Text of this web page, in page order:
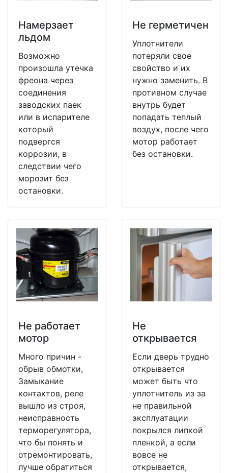
Намерзает
льдом
Возможно
произошла утечка
фреона через
соединения
заводских паек
или в испарителе
который
подвергся
коррозии, в
следствии чего
морозит без
остановки.
Не герметичен
Уплотнители
потеряли свое
свойство и их
нужно заменить. В
противном случае
внутрь будет
попадать теплый
воздух, после чего
мотор работает
без остановки.
Не работает
мотор
Много причин -
обрыв обмотки,
Замыкание
контактов, реле
вышло из строя,
неисправность
терморегулятора,
что бы понять и
отремонтировать,
лучше обратиться
Не
открывается
Если дверь трудно
открывается
может быть что
уплотнитель из за
не правильной
эксплуатации
покрылся липкой
пленкой, а если
вовсе не
открывается,